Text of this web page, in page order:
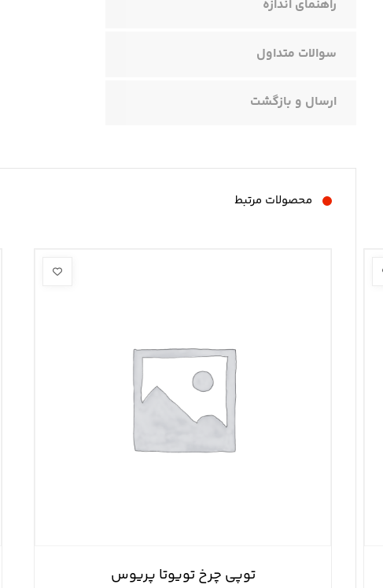
راهنمای اندازه
سوالات متداول
ارسال و بازگشت
محصولات مرتبط
توپی چرخ تویوتا پریوس